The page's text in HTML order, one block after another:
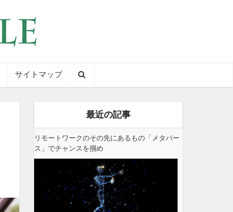
サイトマップ
最近の記事
リモートワークのその先にあるもの「メタバー
ス」でチャンスを掴め